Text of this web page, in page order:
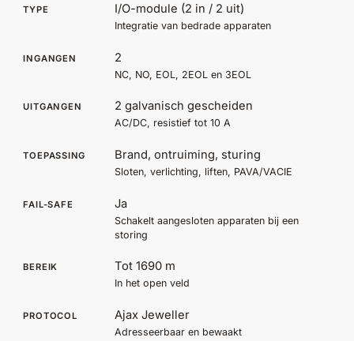
TYPE I/O-module (2 in / 2 uit)
Integratie van bedrade apparaten
INGANGEN 2
NC, NO, EOL, 2EOL en 3EOL
UITGANGEN 2 galvanisch gescheiden
AC/DC, resistief tot 10 A
TOEPASSING Brand, ontruiming, sturing
Sloten, verlichting, liften, PAVA/VACIE
FAIL-SAFE Ja
Schakelt aangesloten apparaten bij een
storing
BEREIK Tot 1690 m
In het open veld
PROTOCOL Ajax Jeweller
Adresseerbaar en bewaakt